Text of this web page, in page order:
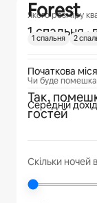
Якого розміру
1 спальня
Чи буде
Так,
гостей
Скільки
Forest
1 спальня 2
Початкова
Середній дохід